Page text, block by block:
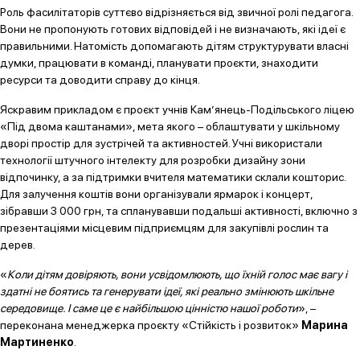
Роль фасилітаторів суттєво відрізняється від звичної ролі педагога.
Вони не пропонують готових відповідей і не визначають, які ідеї є
правильними. Натомість допомагають дітям структурувати власні
думки, працювати в команді, планувати проєкти, знаходити
ресурси та доводити справу до кінця.
Яскравим прикладом є проєкт учнів Кам’янець-Подільського ліцею
«Під двома каштанами», мета якого – облаштувати у шкільному
дворі простір для зустрічей та активностей. Учні використали
технології штучного інтелекту для розробки дизайну зони
відпочинку, а за підтримки вчителя математики склали кошторис.
Для залучення коштів вони організували ярмарок і концерт,
зібравши 3 000 грн, та спланувавши подальші активності, включно з
презентаціями місцевим підприємцям для закупівлі рослин та
дерев.
«Коли дітям довіряють, вони усвідомлюють, що їхній голос має вагу і
здатні не боятись та генерувати ідеї, які реально змінюють шкільне
середовище. І саме це є найбільшою цінністю нашої роботи», –
переконана менеджерка проєкту «Стійкість і розвиток» Марина
Мартиненко.